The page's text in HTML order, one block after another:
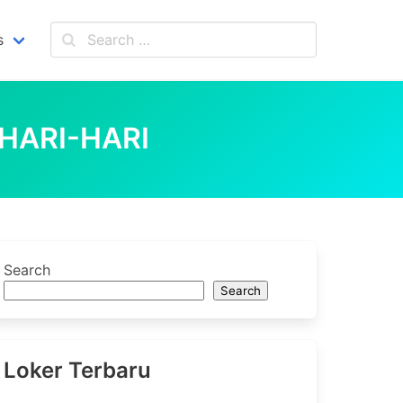
HARI
Search
Search
Loker Terbaru